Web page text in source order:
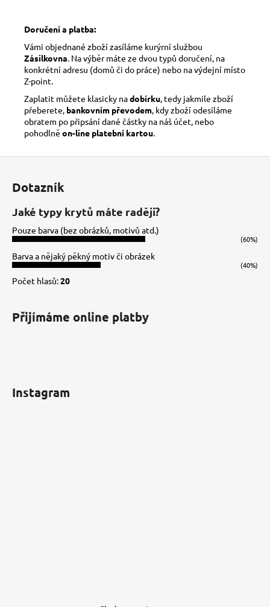
Doručení a platba:
Vámi objednané zboží zasíláme kurýrní službou
Zásilkovna . Na výběr máte ze dvou typů doručení, na
konkrétní adresu (domů či do práce) nebo na výdejní místo
Z-point.
Zaplatit můžete klasicky nadobírku , tedy jakmile zboží
přeberete, bankovním převodem , kdy zboží odesíláme
obratem po připsání dané částky na náš účet, nebo
pohodlně on-line platební kartou
Dotazník
Jaké typy krytů máte raději?
Pouze barva (bez obrázků, motivů atd.)
(60%)
Barva a nějaký pěkný motiv či obrázek
(40%)
Počet hlasů:20
Přijímáme online platby
Instagram